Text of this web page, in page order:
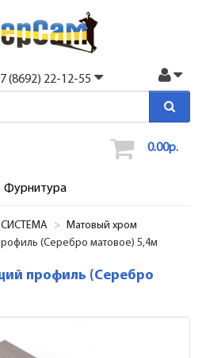
(8692) 22-12-55
0.00р.
Фурнитура
Матовый хром
(Серебро матовое) 5,4м
профиль (Серебро